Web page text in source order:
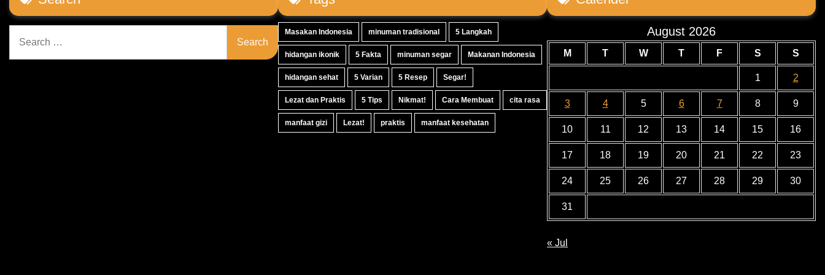
for:
Masakan Indonesia minuman tradisional 5 Langkah
hidangan ikonik 5 Fakta minuman segar Makanan Indonesia
hidangan sehat 5 Varian 5 Resep Segar!
Lezat dan Praktis 5 Tips Nikmat! Cara Membuat cita rasa
manfaat gizi Lezat! praktis manfaat kesehatan
August 2026
M T W T F S S
1 2
3 4 5 6 7 8 9
10 11 12 13 14 15 16
17 18 19 20 21 22 23
24 25 26 27 28 29 30
31
« Jul